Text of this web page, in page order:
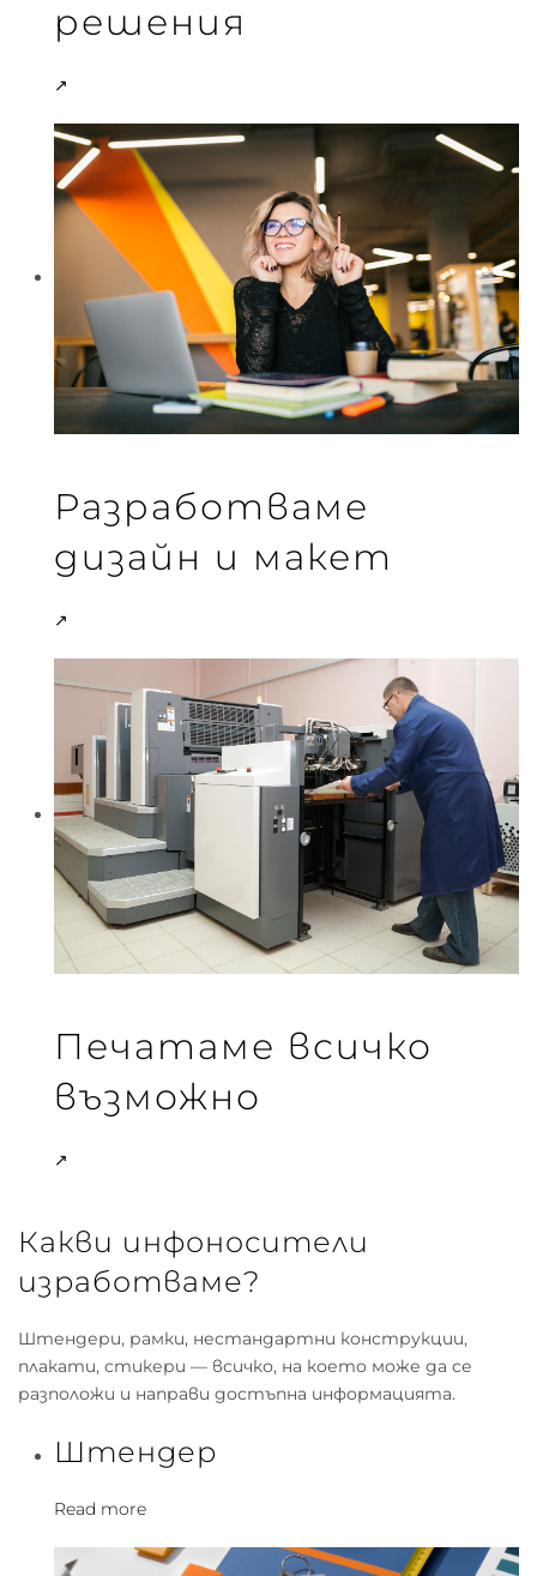
решения
↗
Разработваме
дизайн и макет
↗
Печатаме всичко
възможно
↗
Какви инфоносители
изработваме?
Штендери, рамки, нестандартни конструкции,
плакати, стикери — всичко, на което може да се
разположи и направи достъпна информацията.
Штендер
Read more